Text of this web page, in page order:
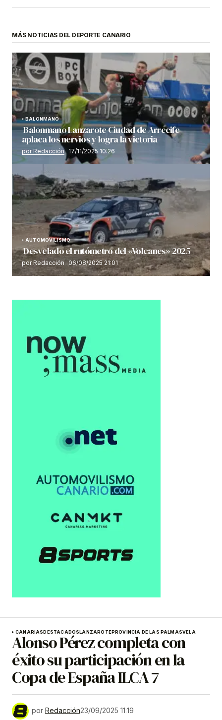
MÁS NOTICIAS DEL DEPORTE CANARIO
BALONMANO
Balonmano Lanzarote Ciudad de Arrecife
aplaca los nervios y logra la victoria
por Redacción 17/11/2025 10:26
AUTOMOVILISMO
Desvelado el rutómetro del «Volcanes» 2025
por Redacción 06/08/2025 21:01
CANARIASDESTACADOSLANZAROTEPROVINCIA DE LAS PALMASVELA
Alonso Pérez completa con
éxito su participación en la
Copa de España ILCA 7
por Redacción23/09/2025 11:19